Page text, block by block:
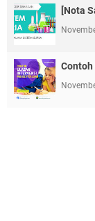
[Nota
Contoh